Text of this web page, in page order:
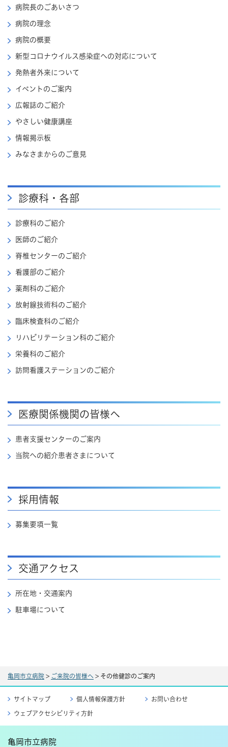
亀岡市立病院 > ご来院の皆様へ > その他健診のご案内
病院長のごあいさつ
病院の理念
病院の概要
新型コロナウイルス感染症への対応について
発熱者外来について
イベントのご案内
広報誌のご紹介
やさしい健康講座
情報掲示板
みなさまからのご意見
診療科・各部
診療科のご紹介
医師のご紹介
脊椎センターのご紹介
看護部のご紹介
薬剤科のご紹介
放射線技術科のご紹介
臨床検査科のご紹介
リハビリテーション科のご紹介
栄養科のご紹介
訪問看護ステーションのご紹介
医療関係機関の皆様へ
患者支援センターのご案内
当院への紹介患者さまについて
採用情報
募集要項一覧
交通アクセス
所在地・交通案内
駐車場について
サイトマップ 個人情報保護方針 お問い合わせ
ウェブアクセシビリティ方針
亀岡市立病院